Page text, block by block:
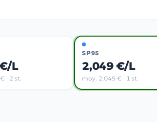
L
· 2 st.
SP95
2,049 €/L
moy. 2,049 € · 1 st.